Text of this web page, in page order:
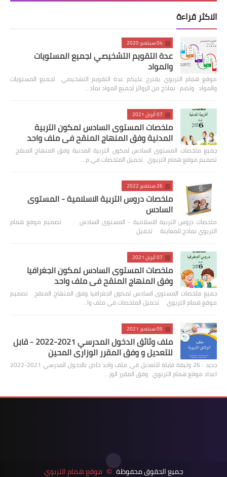
الاكثر قراءة
04 سبتمبر 2020
عدة التقويم التشخيصي لجميع المستويات
والمواد
موقع همام التربوي يقترح عليكم عدة التقويم التشخيصي لجميع المستويات
والمواد وتضم : نماذج من الروائز لجميع المواد نماذ…
07 أبريل 2021
ملخصات المستوى السادس لمكون التربية
المدنية وفق المنهاج المنقح في ملف واحد
جميع ملخصات المستوى السادس لمكون التربية المدنية وفق المنهاج المنقح
تصميم موقع همام التربوي تحميل الملخصات في م…
26 سبتمبر 2022
ملخصات دروس التربية الاسلامية - المستوى
السادس
ملخصات دروس التربية الاسلامية - المستوى السادس تصميم موقع همام
التربوي نماذج للمعاينة تحميل
07 أبريل 2021
ملخصات المستوى السادس لمكون الجغرافيا
وفق المنهاج المنقح في ملف واحد
جميع ملخصات المستوى السادس لمكون الجغرافيا وفق المنهاج المنقح تصميم
موقع همام التربوي تحميل الملخصات في ملف وا…
05 سبتمبر 2021
ملف وثائق الدخول المدرسي 2021-2022 - قابل
للتعديل و وفق المقرر الوزاري المحين
جديد : 26 وثيقة قابلة للتعديل في ملف واحد خاص بالدخول المدرسي 2021-2022
اعداد موقع همام التربوي وفق المقرر الوز…
جميع الحقوق محفوظة © موقع همام التربوي